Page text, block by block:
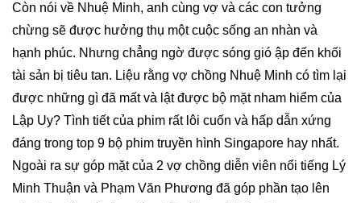
Còn nói về Nhuệ Minh, anh cùng vợ và các con tưởng
chừng sẽ được hưởng thụ một cuộc sống an nhàn và
hạnh phúc. Nhưng chẳng ngờ được sóng gió ập đến khối
tài sản bị tiêu tan. Liệu rằng vợ chồng Nhuệ Minh có tìm lại
được những gì đã mất và lật được bộ mặt nham hiểm của
Lập Uy? Tình tiết của phim rất lôi cuốn và hấp dẫn xứng
đáng trong top 9 bộ phim truyền hình Singapore hay nhất.
Ngoài ra sự góp mặt của 2 vợ chồng diễn viên nổi tiếng Lý
Minh Thuận và Phạm Văn Phương đã góp phần tạo lên